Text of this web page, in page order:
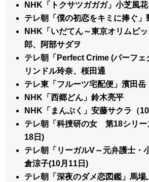
NHK「トクサツガガガ」小芝風花
テレ朝「僕の初恋をキミに捧ぐ」
NHK「いだてん～東京オリムピ
郎、阿部サダヲ
テレ朝「Perfect Crime (パーフェ
リンドル玲奈、桜田通
テレ東「フルーツ宅配便」濱田岳
NHK「西郷どん」鈴木亮平
NHK「まんぷく」安藤サクラ（
テレ朝「科捜研の女 第18シリー
18日)
テレ朝「リーガルV～元弁護士・
倉涼子(10月11日)
テレ朝「深夜のダメ恋図鑑」馬場